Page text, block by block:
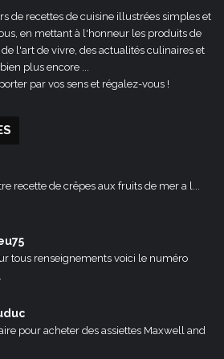
de recettes de cuisine illustrées simples et
en mettant à l'honneur les produits de
l'art de vivre, des actualités culinaires et
bien plus encore ...
par vos sens et régalez-vous !
recette de crêpes aux fruits de mer a l...
tous renseignements voici le numéro
pour acheter des assiettes Maxwell and